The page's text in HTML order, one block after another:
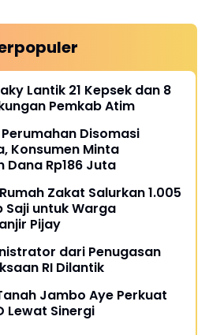
Lantik 21 Kepsek dan 8
Pemkab Atim
Disomasi
Konsumen Minta
Dana Rp186 Juta
Zakat Salurkan 1.005
Saji untuk Warga
Pijay
dari Penugasan
RI Dilantik
Jambo Aye Perkuat
Lewat Sinergi